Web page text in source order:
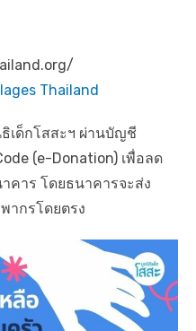
Thailand
เด็กโสสะฯ ผ่านบัญชี
(e-Donation) เพื่อลด
าร โดยธนาคารจะส่ง
ากรโดยตรง